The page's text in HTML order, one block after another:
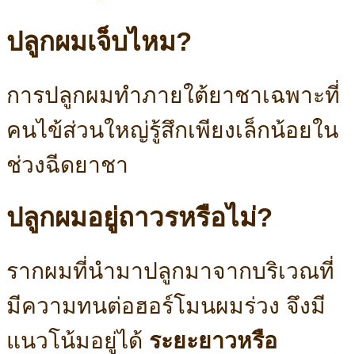
ปลูกผมเจ็บไหม?
การปลูกผมทำภายใต้ยาชาเฉพาะที่
คนไข้ส่วนใหญ่รู้สึกเพียงเล็กน้อยใน
ช่วงฉีดยาชา
ปลูกผมอยู่ถาวรหรือไม่?
รากผมที่นำมาปลูกมาจากบริเวณที่
มีความทนต่อฮอร์โมนผมร่วง จึงมี
แนวโน้มอยู่ได้ ระยะยาวหรือ